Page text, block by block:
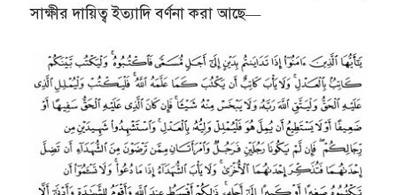
সাক্ষীর দায়িত্ব ইত্যাদি বর্ণনা করা আছে—